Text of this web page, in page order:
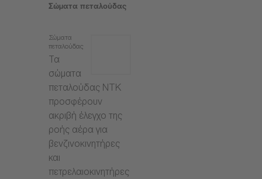
Σώματα πεταλούδας
Σώματα
πεταλούδας
Τα
σώματα
πεταλούδας NTK
προσφέρουν
ακριβή έλεγχο της
ροής αέρα για
βενζινοκινητήρες
και
πετρελαιοκινητήρες